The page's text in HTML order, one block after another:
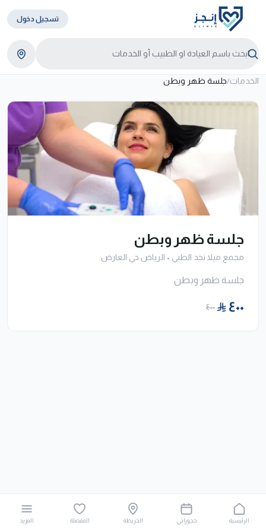
تسجيل دخول
الخدمات/جلسة ظهر وبطن
جلسة ظهر وبطن
مجمع ميلا نجد الطبي • الرياض حي العارض
جلسة ظهر وبطن
٤٠٠ ٤٠٠
الرئيسية حجوزاتي الخريطة المفضلة المزيد